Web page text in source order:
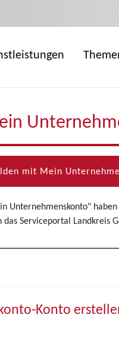
mit Mein
Unternehmenskonto" haben
Serviceportal Landkreis
Konto